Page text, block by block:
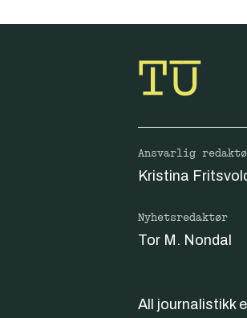
Ansvarlig
Kristina
Nyhetsredaktør
Tor M. Nondal
All journalistikk